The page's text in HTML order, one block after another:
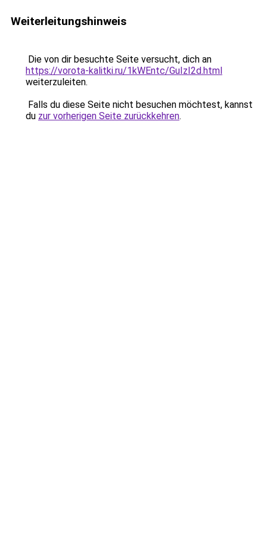
Weiterleitungshinweis
Die von dir besuchte Seite versucht, dich an
https://vorota-kalitki.ru/1kWEntc/GuIzI2d.html
weiterzuleiten.
Falls du diese Seite nicht besuchen möchtest, kannst
du zur vorherigen Seite zurückkehren.